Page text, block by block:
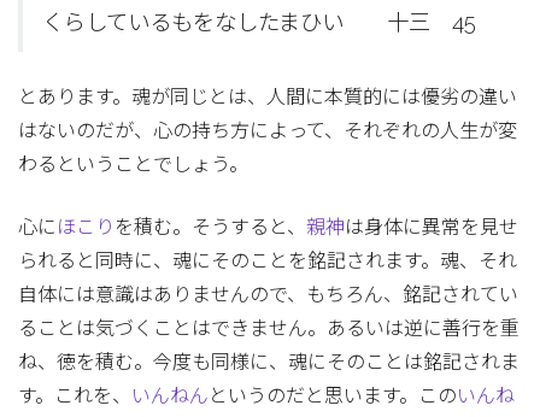
くらしているもをなしたまひい 十三 45
とあります。魂が同じとは、人間に本質的には優劣の違い
はないのだが、心の持ち方によって、それぞれの人生が変
わるということでしょう。
心に ほこり を積む。そうすると、 親神は身体に異常を見せ
られると同時に、魂にそのことを銘記されます。魂、それ
自体には意識はありませんので、もちろん、銘記されてい
ることは気づくことはできません。あるいは逆に善行を重
ね、徳を積む。今度も同様に、魂にそのことは銘記されま
す。これを、
いんねん というのだと思います。このいんね